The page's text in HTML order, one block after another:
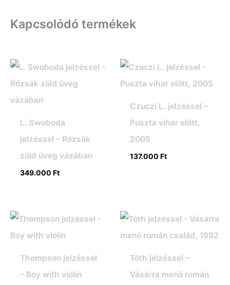
Kapcsolódó termékek
L. Swoboda
jelzéssel – Rózsák
zöld üveg vázában
349.000 Ft
Czuczi L. jelzéssel –
Puszta vihar előtt,
2005
137.000 Ft
Thompson jelzéssel
– Boy with violin
Tóth jelzéssel –
Vásárra menő román